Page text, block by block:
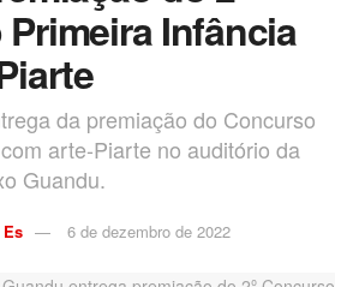
Infância
da premiação do Concurso
arte-Piarte no auditório da
Guandu.
Es 6 de dezembro de 2022